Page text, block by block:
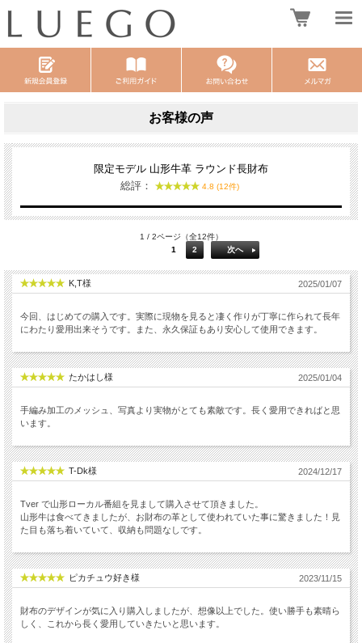
お客様の声
限定モデル 山形牛革 ラウンド長財布
総評：
4.8 (12件)
1 / 2ページ（全12件）
1
2 次へ
K,T様 2025/01/07
今回、はじめての購入です。実際に現物を見ると凄く作りが丁寧に作られて長年
にわたり愛用出来そうです。また、永久保証もあり安心して使用できます。
たかはし様 2025/01/04
手編み加工のメッシュ、写真より実物がとても素敵です。長く愛用できればと思
います。
T-Dk様 2024/12/17
Tver で山形ローカル番組を見まして購入させて頂きました。
山形牛は食べてきましたが、お財布の革として使われていた事に驚きました！見
た目も落ち着いていて、収納も問題なしです。
ピカチュウ好き様 2023/11/15
財布のデザインが気に入り購入しましたが、想像以上でした。使い勝手も素晴ら
しく、これから長く愛用していきたいと思います。